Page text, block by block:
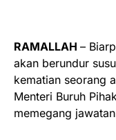
RAMALLAH –
akan berundur
kematian seorang
Menteri Buruh
memegang